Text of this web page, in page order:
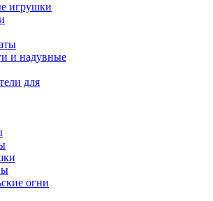
игрушки
и надувные
для
огни